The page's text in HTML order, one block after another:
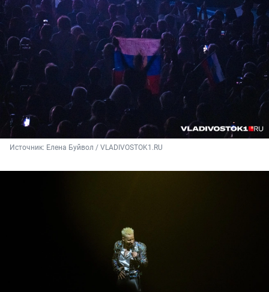
Источник: Елена Буйвол / VLADIVOSTOK1.RU